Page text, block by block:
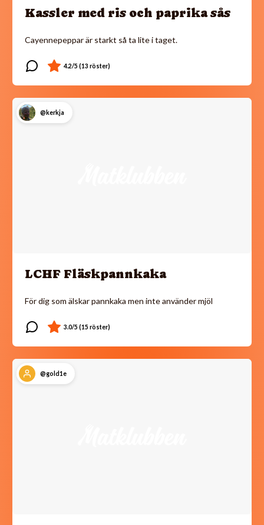
Kassler med ris och paprika sås
Cayennepeppar är starkt så ta lite i taget.
@kerkja
LCHF Fläskpannkaka
För dig som älskar pannkaka men inte använder mjöl
@gold1e